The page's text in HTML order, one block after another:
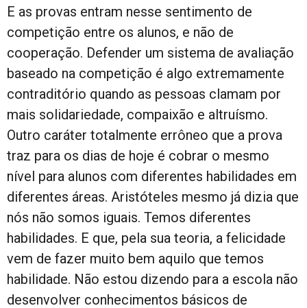
E as provas entram nesse sentimento de
competição entre os alunos, e não de
cooperação. Defender um sistema de avaliação
baseado na competição é algo extremamente
contraditório quando as pessoas clamam por
mais solidariedade, compaixão e altruísmo.
Outro caráter totalmente errôneo que a prova
traz para os dias de hoje é cobrar o mesmo
nível para alunos com diferentes habilidades em
diferentes áreas. Aristóteles mesmo já dizia que
nós não somos iguais. Temos diferentes
habilidades. E que, pela sua teoria, a felicidade
vem de fazer muito bem aquilo que temos
habilidade. Não estou dizendo para a escola não
desenvolver conhecimentos básicos de